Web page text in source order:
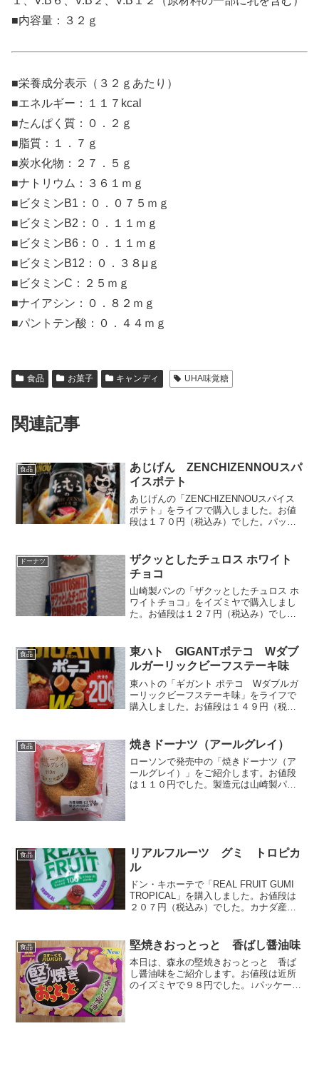
■内容量：３２ｇ
■栄養成分表示（３２ｇあたり）
■エネルギー：１１７kcal
■たんぱく質：０．２ｇ
■脂質：１．７ｇ
■炭水化物：２７．５ｇ
■ナトリウム：３６１ｍｇ
■ビタミンB1：０．０７５ｍｇ
■ビタミンB2：０．１１ｍｇ
■ビタミンB6：０．１１ｍｇ
■ビタミンB12：０．３８μｇ
■ビタミンC：２５ｍｇ
■ナイアシン：０．８２ｍｇ
■パントテン酸：０．４４ｍｇ
食品 お菓子 キャンディ UHA味覚糖
関連記事
食品
あじげん ZENCHIZENNOUスパ
イスポテト
あじげんの「ZENCHIZENNOUスパイス
ポテト」をライフで購入しました。お値
段は１７０円（税込み）でした。パッケ
じさんのインスタでは「ZENCH...
ドーナツ
ザクッとしたチュロス ホワイト
チョコ
山崎製パンの「ザクッとしたチュロス ホ
ワイトチョコ」をイズミヤで購入しまし
た。お値段は１２７円（税込み）でし
ないストレートチュロスですね。長さは
約２０ｃｍあります。裏側...
食品
東ハト GIGANTポテコ Wダブ
ルガーリックビーフステーキ味
東ハトの「ギガント ポテコ Wダブルガ
ーリックビーフステーキ味」をライフで
購入しました。お値段は１４９円（税込
のガーリック風味をきかせたビーフステ
ーキ味です。この味は...
食品 焼きドーナツ（アールグレイ）
ローソンで発売中の「焼きドーナツ（ア
ールグレイ）」をご紹介します。お値段
は１１０円でした。製造元は山崎製パン
食品
リアルフルーツ グミ トロピカ
ル
ドン・キホーテで「REAL FRUIT GUMI
TROPICAL」を購入しました。お値段は
２０７円（税込み）でした。カナダ産の
ンフルーツ、ストロベリー＆キウイの４
種類...
食品 堅焼きおっとっと 香ばし醤油味
本日は、森永の堅焼きおっとっと 香ば
し醤油味をご紹介します。お値段は近所
のイズミヤで９８円でした。↓パッケージ